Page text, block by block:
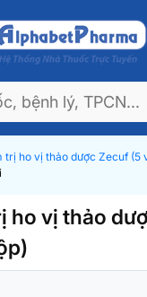
trị ho vị thảo dược Zecuf (5
ho vị thảo